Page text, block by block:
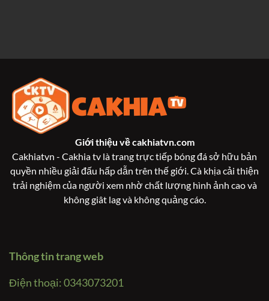
Giới thiệu vềcakhiatvn.com
Cakhiatvn - Cakhia tv là trang trực tiếp bóng đá sở hữu bản
quyền nhiều giải đấu hấp dẫn trên thế giới. Cà khịa cải thiện
trải nghiệm của người xem nhờ chất lượng hình ảnh cao và
không giât lag và không quảng cáo.
Thông tin trang web
Điện thoại: 0343073201